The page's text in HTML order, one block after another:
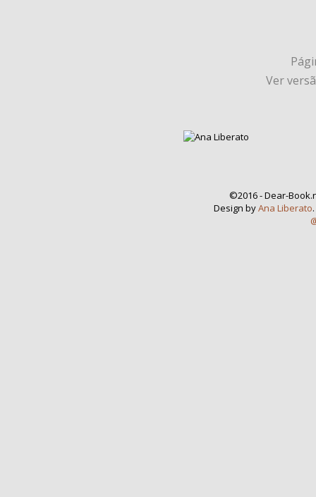
Ver
©2016 - Dear-
Design byAna Liberato